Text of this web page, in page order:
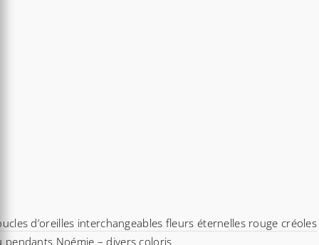
d’oreilles interchangeables fleurs éternelles rouge créoles
pendants Noémie – divers coloris